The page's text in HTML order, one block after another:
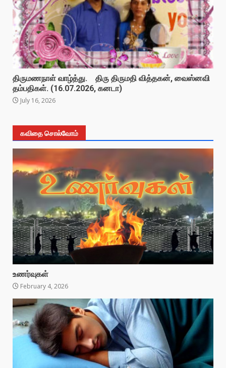
திருமணநாள் வாழ்த்து. திரு திருமதி வித்தகன், வைஸ்னவி
தம்பதிகள். (16.07.2026, கனடா)
July 16, 2026
கவிதை சொல்வோம்
உணர்வுகள்
February 4, 2026